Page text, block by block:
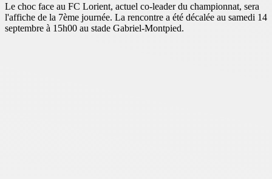
Le choc face au FC Lorient, actuel co-leader du championnat, sera
l'affiche de la 7ème journée. La rencontre a été décalée au samedi 14
septembre à 15h00 au stade Gabriel-Montpied.